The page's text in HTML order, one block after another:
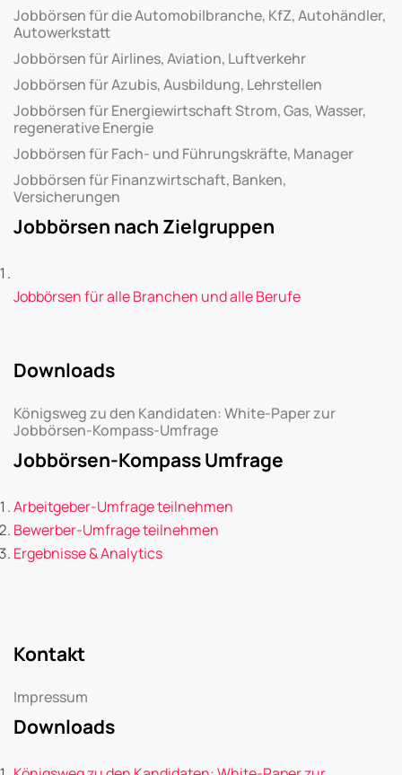
Jobbörsen für die Automobilbranche, KfZ, Autohändler,
Autowerkstatt
Jobbörsen für Airlines, Aviation, Luftverkehr
Jobbörsen für Azubis, Ausbildung, Lehrstellen
Jobbörsen für Energiewirtschaft Strom, Gas, Wasser,
regenerative Energie
Jobbörsen für Fach- und Führungskräfte, Manager
Jobbörsen für Finanzwirtschaft, Banken,
Versicherungen
Jobbörsen nach Zielgruppen
Jobbörsen für alle Branchen und alle Berufe
Downloads
Königsweg zu den Kandidaten: White-Paper zur
Jobbörsen-Kompass-Umfrage
Jobbörsen-Kompass Umfrage
Arbeitgeber-Umfrage teilnehmen
Bewerber-Umfrage teilnehmen
Ergebnisse & Analytics
Kontakt
Impressum
Downloads